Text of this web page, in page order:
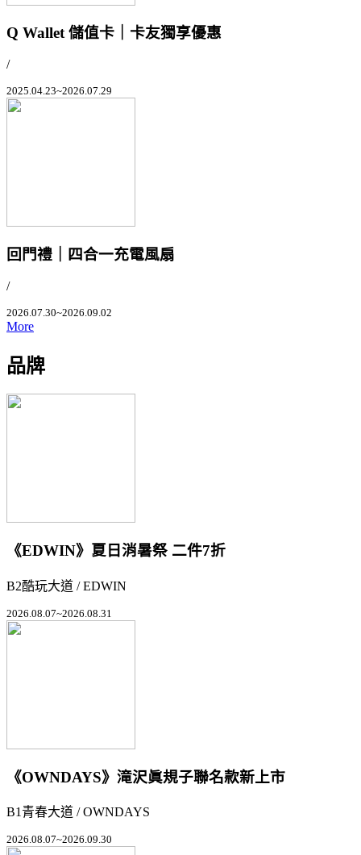
Q Wallet 儲值卡｜卡友獨享優惠
/
2025.04.23~2026.07.29
回門禮｜四合一充電風扇
/
2026.07.30~2026.09.02
More
品牌
《EDWIN》夏日消暑祭 二件7折
B2酷玩大道 / EDWIN
2026.08.07~2026.08.31
《OWNDAYS》滝沢眞規子聯名款新上市
B1青春大道 / OWNDAYS
2026.08.07~2026.09.30